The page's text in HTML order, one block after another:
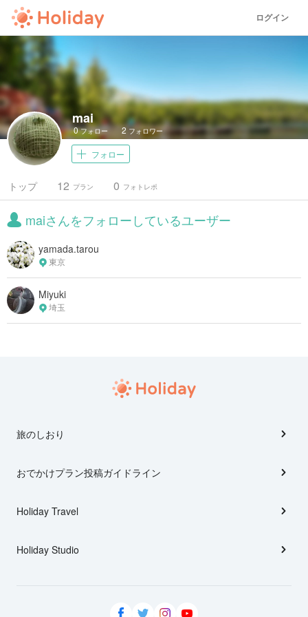
ログイン
mai
0フォロー 2 フォロワー
フォロー
トップ プラン
12 フォトレポ
0
maiさんをフォローしているユーザー
yamada.tarou
東京
Miyuki
埼玉
旅のしおり
おでかけプラン投稿ガイドライン
Holiday Travel
Holiday Studio